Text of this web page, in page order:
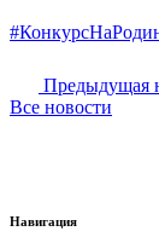
Предыдущая
Все новости
Навигация